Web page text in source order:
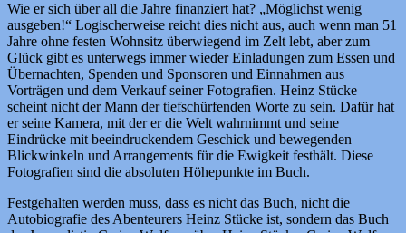
Wie er sich über all die Jahre finanziert hat? „Möglichst wenig
ausgeben!“ Logischerweise reicht dies nicht aus, auch wenn man 51
Jahre ohne festen Wohnsitz überwiegend im Zelt lebt, aber zum
Glück gibt es unterwegs immer wieder Einladungen zum Essen und
Übernachten, Spenden und Sponsoren und Einnahmen aus
Vorträgen und dem Verkauf seiner Fotografien. Heinz Stücke
scheint nicht der Mann der tiefschürfenden Worte zu sein. Dafür hat
er seine Kamera, mit der er die Welt wahrnimmt und seine
Eindrücke mit beeindruckendem Geschick und bewegenden
Blickwinkeln und Arrangements für die Ewigkeit festhält. Diese
Fotografien sind die absoluten Höhepunkte im Buch.
Festgehalten werden muss, dass es nicht das Buch, nicht die
Autobiografie des Abenteurers Heinz Stücke ist, sondern das Buch